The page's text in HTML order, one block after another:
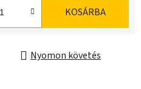
KOSÁRBA
Nyomon követés